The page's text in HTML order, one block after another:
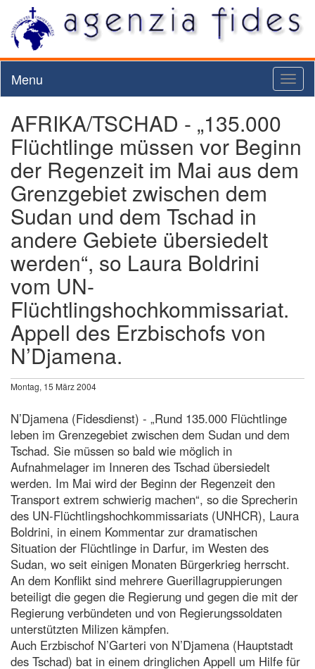
Menu
AFRIKA/TSCHAD - „135.000
Flüchtlinge müssen vor Beginn
der Regenzeit im Mai aus dem
Grenzgebiet zwischen dem
Sudan und dem Tschad in
andere Gebiete übersiedelt
werden“, so Laura Boldrini
vom UN-
Flüchtlingshochkommissariat.
Appell des Erzbischofs von
N’Djamena.
Montag, 15 März 2004
N’Djamena (Fidesdienst) - „Rund 135.000 Flüchtlinge
leben im Grenzegebiet zwischen dem Sudan und dem
Tschad. Sie müssen so bald wie möglich in
Aufnahmelager im Inneren des Tschad übersiedelt
werden. Im Mai wird der Beginn der Regenzeit den
Transport extrem schwierig machen“, so die Sprecherin
des UN-Flüchtlingshochkommissariats (UNHCR), Laura
Boldrini, in einem Kommentar zur dramatischen
Situation der Flüchtlinge in Darfur, im Westen des
Sudan, wo seit einigen Monaten Bürgerkrieg herrscht.
An dem Konflikt sind mehrere Guerillagruppierungen
beteiligt die gegen die Regierung und gegen die mit der
Regierung verbündeten und von Regierungssoldaten
unterstützten Milizen kämpfen.
Auch Erzbischof N’Garteri von N’Djamena (Hauptstadt
des Tschad) bat in einem dringlichen Appell um Hilfe für